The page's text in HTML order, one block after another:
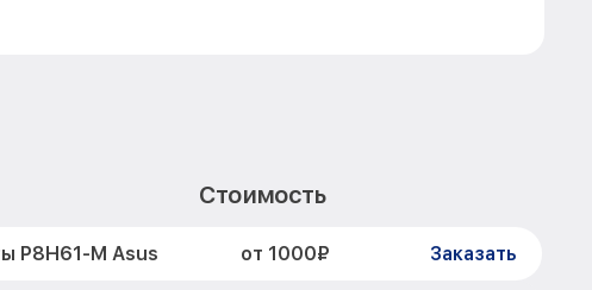
Стоимость
P8H61-M Asus от 1000₽ Заказать